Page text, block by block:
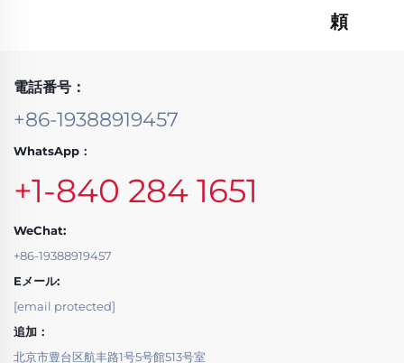
頼
電話番号：
+86-19388919457
WhatsApp：
+1-840 284 1651
WeChat:
+86-19388919457
Eメール:
[email protected]
追加：
北京市豊台区航丰路1号5号館513号室